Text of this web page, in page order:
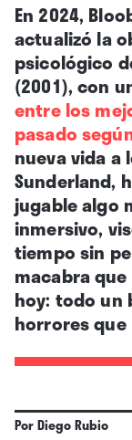
En 2024,
actualizó la
psicológico
(2001), con
entre los
pasado
nueva vida a
Sunderland,
jugable algo
inmersivo,
tiempo sin
macabra
hoy: todo un
horrores que
PorDiego Rubio